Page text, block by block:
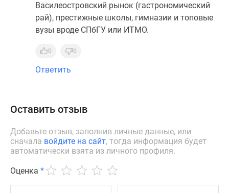
Василеостровский рынок (гастрономический
рай), престижные школы, гимназии и топовые
вузы вроде СПбГУ или ИТМО.
0 0
Ответить
Оставить отзыв
Добавьте отзыв, заполнив личные данные, или
сначала войдите на сайт, тогда информация будет
автоматически взята из личного профиля.
Оценка *